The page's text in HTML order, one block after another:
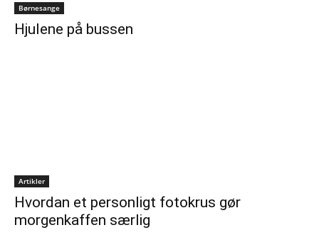
Børnesange
Hjulene på bussen
Artikler
Hvordan et personligt fotokrus gør
morgenkaffen særlig